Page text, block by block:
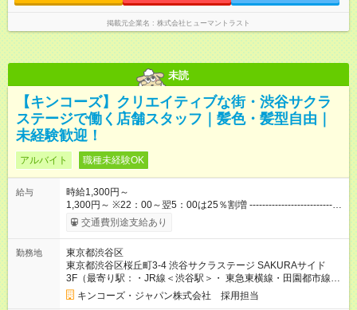
掲載元企業名 株式会社ヒューマントラスト
未読
【キンコーズ】クリエイティブな街・渋谷サクラ
ステージで働く店舗スタッフ｜髪色・髪型自由｜
未経験歓迎！
アルバイト 職種未経験OK
給与
時給1,300円～
1,300円～ ※22：00～翌5：00は25％割増 -----------------------------
---------------------------- ・配送スタッフは＋50円手当として加算さ
れます。 ・6か月ごとの業務評価で昇給あり！頑張っている人、
入社2か月後に時給が上がる可能性もあります。 【試用期間】試
用期間あり 試用期間の長さ：2ヶ月 雇用形態、給与は本採用時
と同じです。
交通費別途支給あり
勤務地
東京都渋谷区
東京都渋谷区桜丘町3-4 渋谷サクラステージ SAKURAサイド
3F（最寄り駅：・JR線＜渋谷駅＞・ 東急東横線・田園都市線・
東京メトロ銀座線・半蔵門線・副都心線＜渋谷駅＞・ 京王井の
頭線＜渋谷駅＞）
キンコーズ・ジャパン株式会社 採用担当